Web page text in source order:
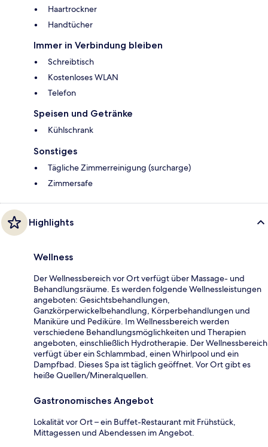
Haartrockner
Handtücher
Immer in Verbindung bleiben
Schreibtisch
Kostenloses WLAN
Telefon
Speisen und Getränke
Kühlschrank
Sonstiges
Tägliche Zimmerreinigung (surcharge)
Zimmersafe
Highlights
Wellness
Der Wellnessbereich vor Ort verfügt über Massage- und
Behandlungsräume. Es werden folgende Wellnessleistungen
angeboten: Gesichtsbehandlungen,
Ganzkörperwickelbehandlung, Körperbehandlungen und
Maniküre und Pediküre. Im Wellnessbereich werden
verschiedene Behandlungsmöglichkeiten und Therapien
angeboten, einschließlich Hydrotherapie. Der Wellnessbereich
verfügt über ein Schlammbad, einen Whirlpool und ein
Dampfbad. Dieses Spa ist täglich geöffnet. Vor Ort gibt es
heiße Quellen/Mineralquellen.
Gastronomisches Angebot
Lokalität vor Ort – ein Buffet-Restaurant mit Frühstück,
Mittagessen und Abendessen im Angebot.